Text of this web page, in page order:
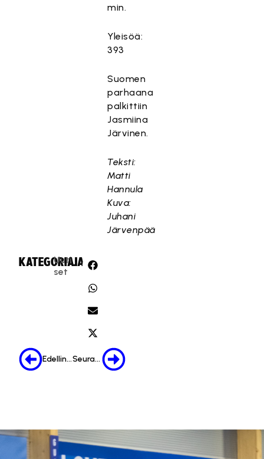
min.
Yleisöä:
393
Suomen
parhaana
palkittiin
Jasmiina
Järvinen.
Teksti:
Matti
Hannula
Kuva:
Juhani
Järvenpää
KATEGORIA:
Uuti
set
JAA:
Edellinen Seuraava